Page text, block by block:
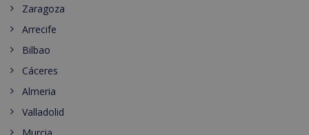
Zaragoza
Arrecife
Bilbao
Cáceres
Almeria
Valladolid